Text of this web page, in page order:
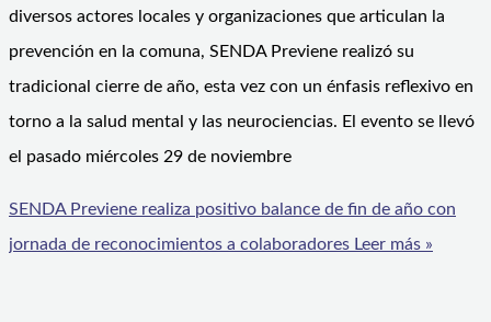
diversos actores locales y organizaciones que articulan la
prevención en la comuna, SENDA Previene realizó su
tradicional cierre de año, esta vez con un énfasis reflexivo en
torno a la salud mental y las neurociencias. El evento se llevó
el pasado miércoles 29 de noviembre
SENDA Previene realiza positivo balance de fin de año con
jornada de reconocimientos a colaboradores Leer más »